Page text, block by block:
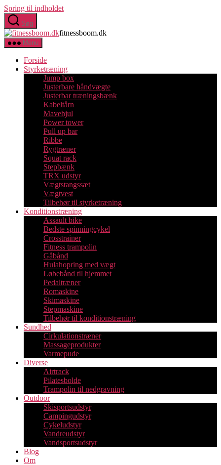
Spring til indholdet
Søg
fitnessboom.dk
Menu
Forside
Styrketræning
Jump box
Justerbare håndvægte
Justerbar træningsbænk
Kabeltårn
Mavehjul
Power tower
Pull up bar
Ribbe
Rygtræner
Squat rack
Stepbænk
TRX udstyr
Vægtstangssæt
Vægtvest
Tilbehør til styrketræning
Konditionstræning
Assault bike
Bedste spinningcykel
Crosstrainer
Fitness trampolin
Gåbånd
Hulahopring med vægt
Løbebånd til hjemmet
Pedaltræner
Romaskine
Skimaskine
Stepmaskine
Tilbehør til konditionstræning
Sundhed
Cirkulationstræner
Massageprodukter
Varmepude
Diverse
Airtrack
Pilatesbolde
Trampolin til nedgravning
Outdoor
Skisportsudstyr
Campingudstyr
Cykeludstyr
Vandreudstyr
Vandsportsudstyr
Blog
Om